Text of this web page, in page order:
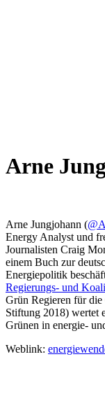
Arne
Arne Jungjohann (
Energy Analyst und
Journalisten Craig
einem Buch zur
Energiepolitik
Regierungs- und
Grün Regieren für
Stiftung 2018) wertet
Grünen in energie-
Weblink: